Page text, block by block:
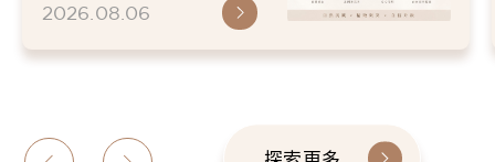
更適合自己的樣子。 現...
2026.08.06